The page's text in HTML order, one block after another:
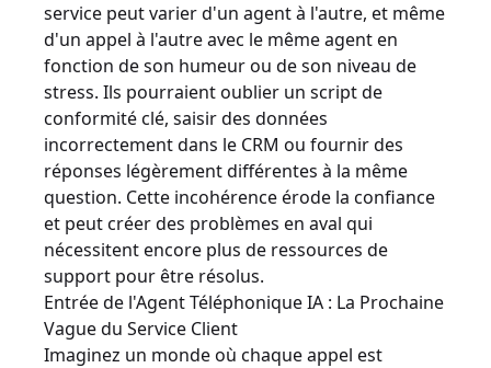
service peut varier d'un agent à l'autre, et même
d'un appel à l'autre avec le même agent en
fonction de son humeur ou de son niveau de
stress. Ils pourraient oublier un script de
conformité clé, saisir des données
incorrectement dans le CRM ou fournir des
réponses légèrement différentes à la même
question. Cette incohérence érode la confiance
et peut créer des problèmes en aval qui
nécessitent encore plus de ressources de
support pour être résolus.
Entrée de l'Agent Téléphonique IA : La Prochaine
Vague du Service Client
Imaginez un monde où chaque appel est